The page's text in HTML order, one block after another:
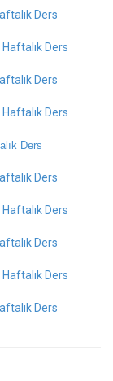
Ders
Ders
Ders
Ders
Ders
Ders
Ders
Ders
Ders
Ders